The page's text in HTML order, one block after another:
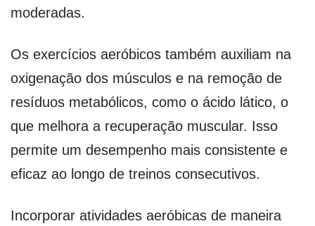
moderadas.
Os exercícios aeróbicos também auxiliam na
oxigenação dos músculos e na remoção de
resíduos metabólicos, como o ácido lático, o
que melhora a recuperação muscular. Isso
permite um desempenho mais consistente e
eficaz ao longo de treinos consecutivos.
Incorporar atividades aeróbicas de maneira